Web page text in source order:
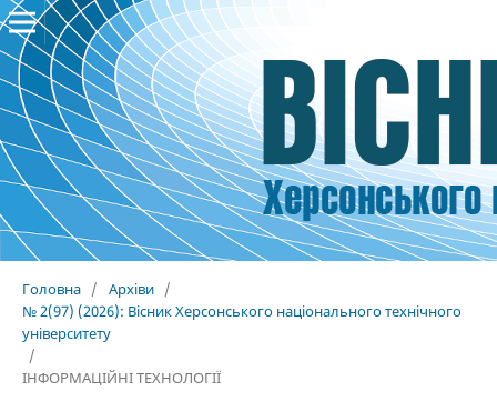
Головна / Архіви /
№ 2(97) (2026): Вісник Херсонського національного технічного
університету
/
ІНФОРМАЦІЙНІ ТЕХНОЛОГІЇ